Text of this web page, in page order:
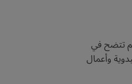
تتضح في
وأعمال